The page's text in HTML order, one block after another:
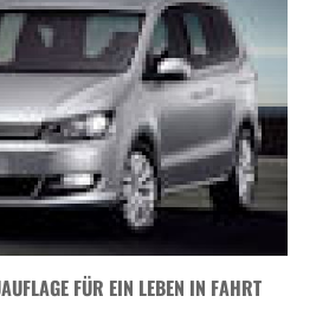
FÜR EIN LEBEN IN FAHRT